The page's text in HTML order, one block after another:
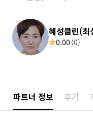
혜성클린(최
0.00 (0)
파트너 정보 후기